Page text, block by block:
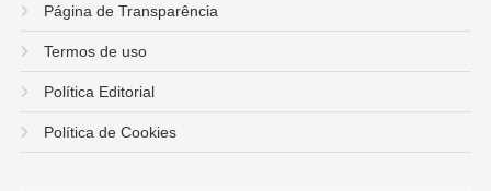
Página de Transparência
Termos de uso
Política Editorial
Política de Cookies